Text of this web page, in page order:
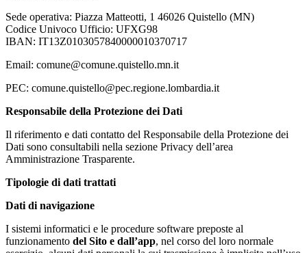
Sede operativa: Piazza Matteotti, 1 46026 Quistello (MN)
Codice Univoco Ufficio: UFXG98
IBAN: IT13Z0103057840000010370717
Email: comune@comune.quistello.mn.it
PEC: comune.quistello@pec.regione.lombardia.it
Responsabile della Protezione dei Dati
Il riferimento e dati contatto del Responsabile della Protezione dei
Dati sono consultabili nella sezione Privacy dell’area
Amministrazione Trasparente.
Tipologie di dati trattati
Dati di navigazione
I sistemi informatici e le procedure software preposte al
funzionamento del Sito e dall’app, nel corso del loro normale